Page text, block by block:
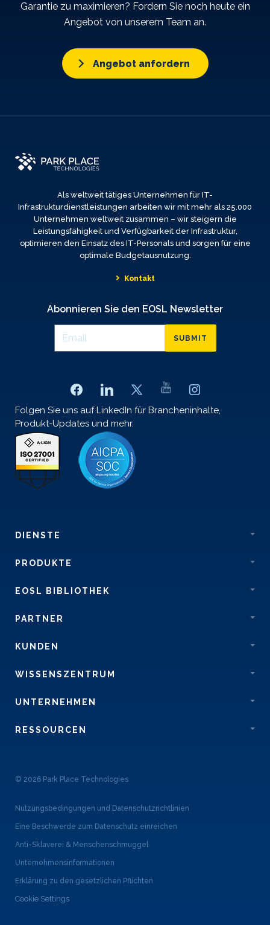
Garantie zu maximieren? Fordern Sie noch heute ein
Angebot von unserem Team an.
Angebot anfordern
Als weltweit tätiges Unternehmen für IT-
Infrastrukturdienstleistungen arbeiten wir mit mehr als 25.000
Unternehmen weltweit zusammen – wir steigern die
Leistungsfähigkeit und Verfügbarkeit der Infrastruktur,
optimieren den Einsatz des IT-Personals und sorgen für eine
optimale Budgetausnutzung.
Kontakt
Abonnieren Sie den EOSL Newsletter
SUBMIT
Folgen Sie uns auf LinkedIn für Brancheninhalte,
Produkt-Updates und mehr.
DIENSTE
PRODUKTE
EOSL BIBLIOTHEK
PARTNER
KUNDEN
WISSENSZENTRUM
UNTERNEHMEN
RESSOURCEN
© 2026 Park Place Technologies
Nutzungsbedingungen und Datenschutzrichtlinien
Eine Beschwerde zum Datenschutz einreichen
Anti-Sklaverei & Menschenschmuggel
Unternehmensinformationen
Erklärung zu den gesetzlichen Pflichten
Cookie Settings